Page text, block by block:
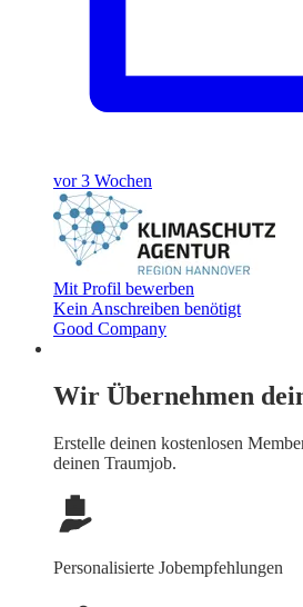
vor 3 Wochen
Mit Profil bewerben
Kein Anschreiben benötigt
Good Company
Wir Übernehmen
Erstelle deinen kostenlosen
deinen Traumjob.
Personalisierte Jobempfehlungen